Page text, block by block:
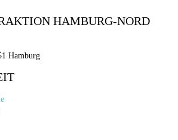
HAMBURG-NORD
Hamburg